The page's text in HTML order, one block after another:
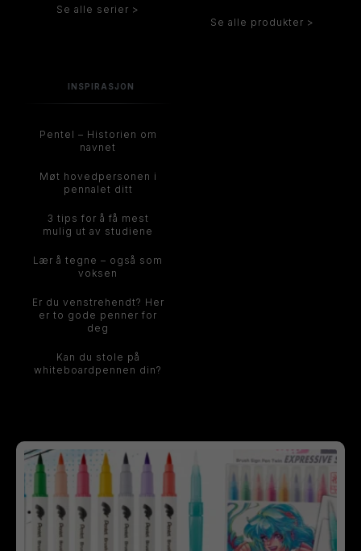
Se alle serier >
Se alle produkter >
INSPIRASJON
Pentel – Historien om
navnet
Møt hovedpersonen i
pennalet ditt
3 tips for å få mest
mulig ut av studiene
Lær å tegne – også som
voksen
Er du venstrehendt? Her
er to gode penner for
deg
Kan du stole på
whiteboardpennen din?